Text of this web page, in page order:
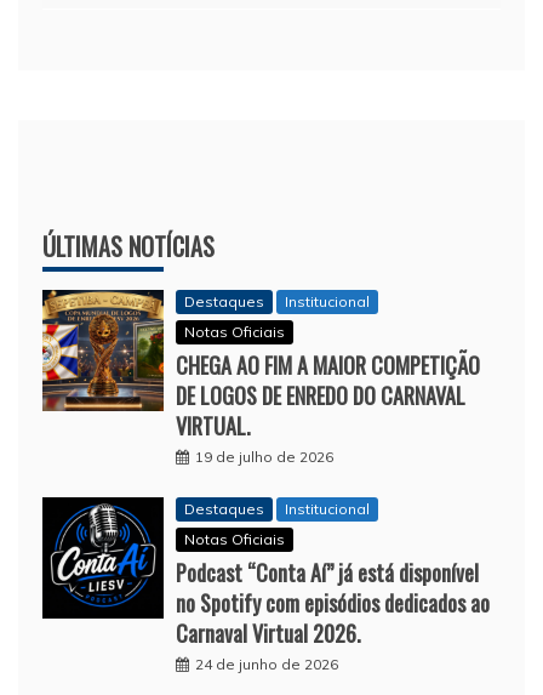
ÚLTIMAS NOTÍCIAS
Destaques
Institucional
Notas Oficiais
CHEGA AO FIM A MAIOR COMPETIÇÃO
DE LOGOS DE ENREDO DO CARNAVAL
VIRTUAL.
19 de julho de 2026
Destaques
Institucional
Notas Oficiais
Podcast “Conta Aí” já está disponível
no Spotify com episódios dedicados ao
Carnaval Virtual 2026.
24 de junho de 2026